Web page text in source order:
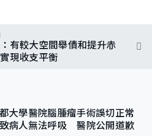
有較大空間舉債和提升赤
現收支平衡
大學醫院腦腫瘤手術誤切正常
病人無法呼吸 醫院公開道歉